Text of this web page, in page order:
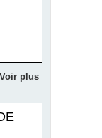
plus